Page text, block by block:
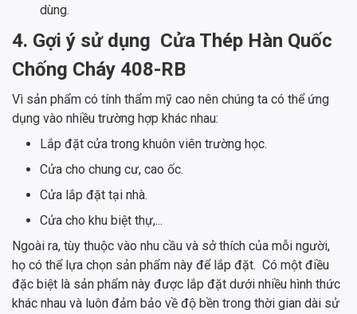
dùng.
4. Gợi ý sử dụng Cửa Thép Hàn Quốc
Chống Cháy 408-RB
Vì sản phẩm có tính thẩm mỹ cao nên chúng ta có thể ứng
dụng vào nhiều trường hợp khác nhau:
Lắp đặt cửa trong khuôn viên trường học.
Cửa cho chung cư, cao ốc.
Cửa lắp đặt tại nhà.
Cửa cho khu biệt thự,...
Ngoài ra, tùy thuộc vào nhu cầu và sở thích của mỗi người,
họ có thể lựa chọn sản phẩm này để lắp đặt. Có một điều
đặc biệt là sản phẩm này được lắp đặt dưới nhiều hình thức
khác nhau và luôn đảm bảo về độ bền trong thời gian dài sử